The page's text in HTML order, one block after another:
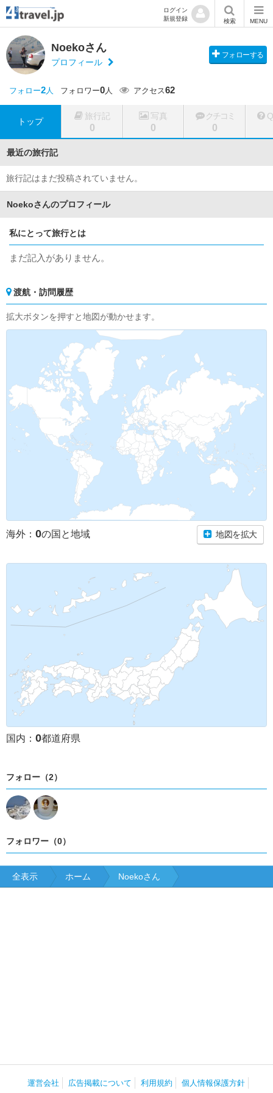
ログイン
新規登録
検索 MENU
Noekoさん
プロフィール
フォローする
フォロー2人 フォロワー0人 アクセス62
トップ
旅行記
0
写真
0
クチコミ
0
最近の旅行記
旅行記はまだ投稿されていません。
Noekoさんのプロフィール
私にとって旅行とは
まだ記入がありません。
渡航・訪問履歴
拡大ボタンを押すと地図が動かせます。
海外： 0の国と地域 地図を拡大
国内： 0都道府県
フォロー（2）
フォロワー（0）
全表示 ホーム Noekoさん
運営会社 広告掲載について 利用規約 個人情報保護方針